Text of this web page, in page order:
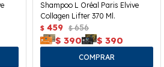
Shampoo L Oréal Paris Elvive
Collagen Lifter 370 Ml.
$ 459 $ 656
$ 390 $ 390